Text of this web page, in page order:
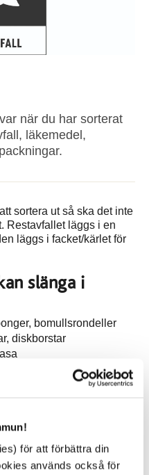
för att förbättra din
används också för
när du har sorterat
läkemedel,
sortera ut så ska det inte
Restavfallet läggs i en
läggs i facket/kärlet för
slänga i
bomullsrondeller
diskborstar